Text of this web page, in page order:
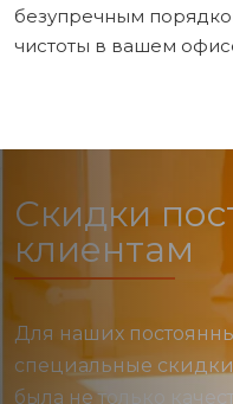
безупречным
чистоты в вашем
Скидки
клиентам
Для наших
специальные
была не только